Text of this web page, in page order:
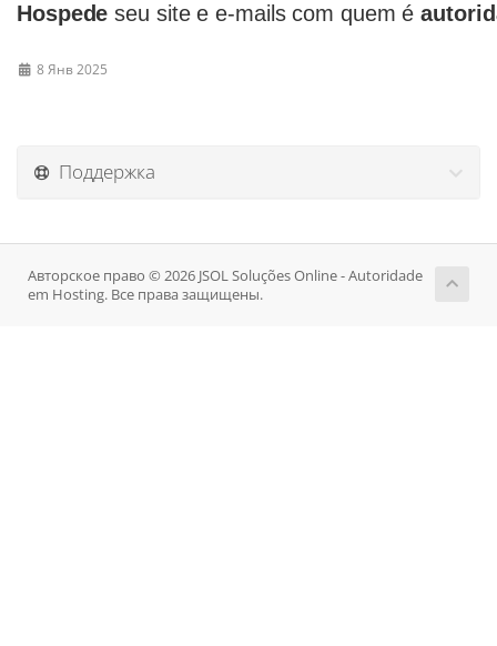
Hospede seu site e e-mails com quem é
8 Янв 2025
Поддержка
Авторское право © 2026 JSOL Soluções Online - Autoridade
em Hosting. Все права защищены.